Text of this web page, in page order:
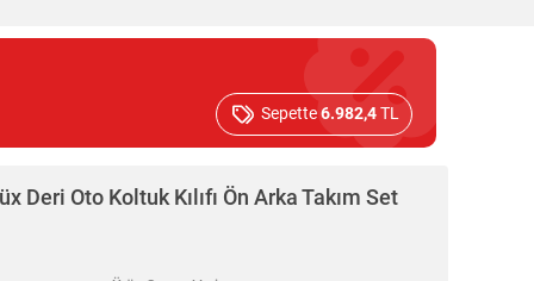
Sepette6.982,4TL
Deri Oto Koltuk Kılıfı Ön Arka Takım Set